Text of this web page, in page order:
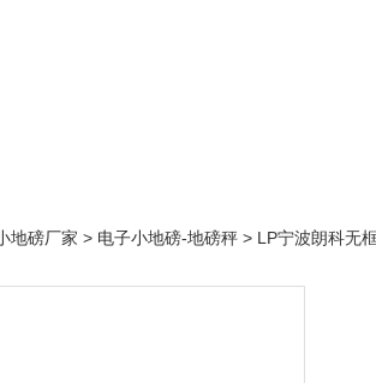
地磅厂家 > 电子小地磅-地磅秤 > LP宁波朗科无